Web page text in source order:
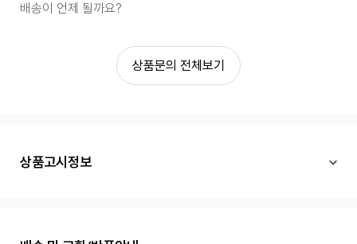
배송이 언제 될까요?
상품문의 전체보기
상품고시정보